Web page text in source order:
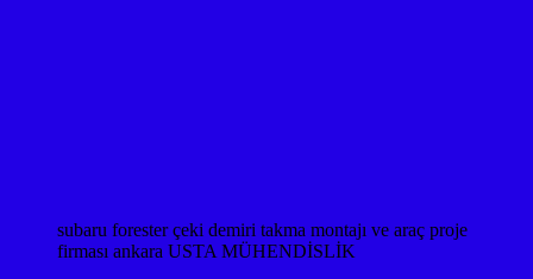
subaru forester çeki demiri takma montajı ve araç proje
firması ankara USTA MÜHENDİSLİK